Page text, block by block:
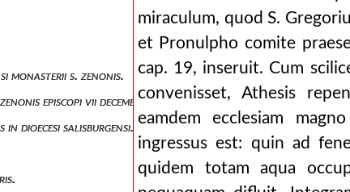
monasterii s. zenonis.
episcopi vii decembris .
in dioecesi salisburgensi. )
miraculum, quod S.
et Pronulpho comite
cap. 19, inseruit. Cum
convenisset, Athesis
eamdem ecclesiam
ingressus est: quin ad
quidem totam aqua